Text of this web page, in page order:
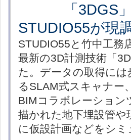
「3DGS
STUDIO55が現
STUDIO55と竹中工務
最新の3D計測技術「
た。データの取得に
るSLAM式スキャナー
BIMコラボレーション
描かれた地下埋設管や
に仮設計画などをシミ